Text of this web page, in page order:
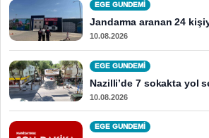
EGE GUNDEMİ
Jandarma aranan 24
10.08.2026
EGE GUNDEMİ
Nazilli’de 7 sokakta yol
10.08.2026
EGE GUNDEMİ